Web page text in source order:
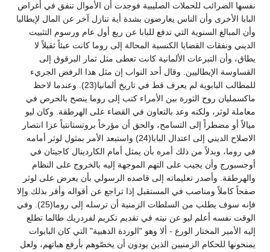
نفسها الضرائب للحملات الصليبية فوجدت أن الأموال تنفق في أغراض
البابا الأخرى وأن الناس يعارضون بشدة أية تنازل آخر عن المال لإيطاليا
وأن المبالغ السنوية التي تدفع للبابا عن ريع أول عام ورسوم التثبيت
الديني ونفقات القضايا الكنسية المحالة إلى روما كانت عبئاً ثقيلاً لا
يطاق، وأن التبرعات الألمانية كانت تعطى مثل ثمار البرقوق إلى
القساوسة الإيطاليين. وقال أحد النواب إن مثل هذا الرفض الجريء
للمطالب البابوية لم يعرف قط في تاريخ ألمانيا(23). وعندما لاحظ
ماكسمليان روح الثورة بين الأمراء كتب إلى روما ينصح بالحرص في
معاملة لوثر، ولكنه وعد بالتعاون في القضاء على الهرطقة. وكان ليو
ميالاً أو مضطراً إلى التسامح، والحق أن مؤرخاً بروتستانتياً عزا انتصار
الاصلاح الديني إلى اعتدال البابا(24) واستبعد الأمر بمثول لوثر أمامه
في روما، وبدلاً من ذلك أمره بأن يمثل أمام الكاردينال كاجيتان في
أوجسبورج وأن يجيب على التهم الموجهة إليه بالخروج على النظام
والهرطقة. وأصدر تعليماته إلى قاصده الرسولي بأن يعرض على لوثر
صفحاً كاملاً ومناصب في المستقبل إذا تراجع عن أقواله وأقر بذلك وإلا
فإنه سوف يطلب من السلطات الزمنية أن ترسله إلى روما(25). وفي
الوقت نفسه أعلم ليو عن نيته في تقديم تكريم لفردريك طالما تطلع
إليه الأمير المختار الورع - ألا وهو "الوردة الذهبية" التي كان البابوات
يمنحونها للحكام الزمنيين الذين يودون أن يخصّوهم بأرفع هباتهم، ولعل